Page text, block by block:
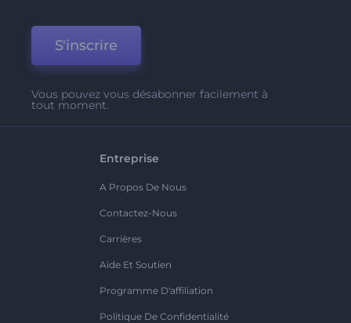
S'inscrire
Vous pouvez vous désabonner facilement à
tout moment.
Entreprise
A Propos De Nous
Contactez-Nous
Carrières
Aide Et Soutien
Programme D'affiliation
Politique De Confidentialité